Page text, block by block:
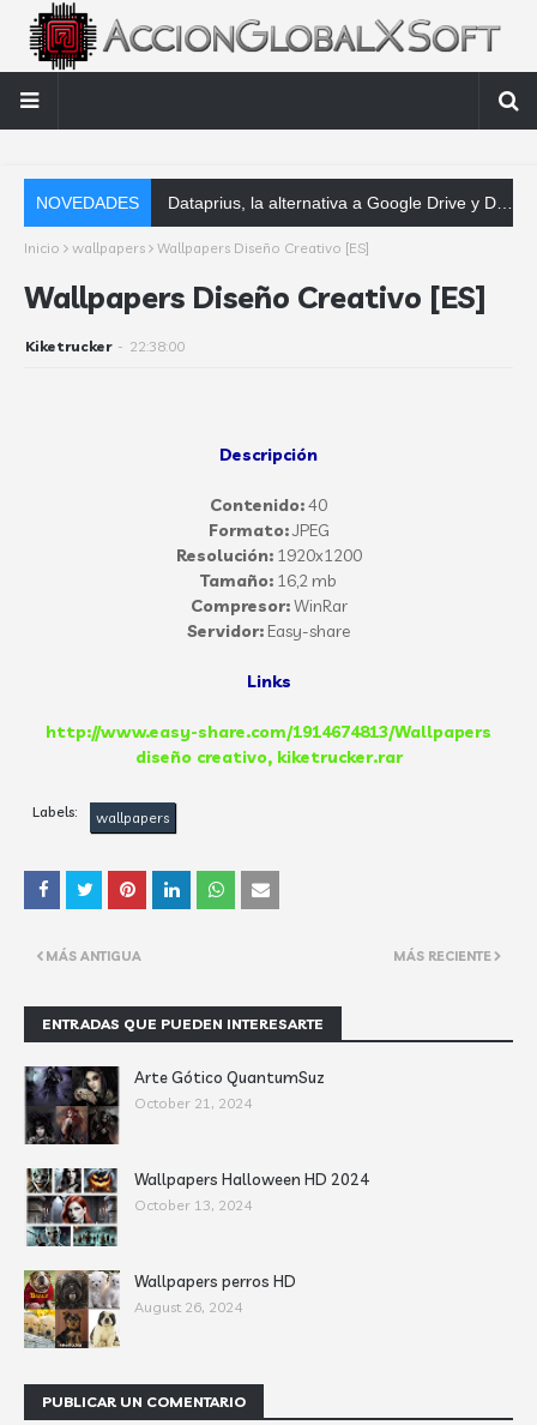
NOVEDADES Dataprius, la alternativa a Google Drive y Dropbox que las empresas deberían
Inicio wallpapers Wallpapers Diseño Creativo [ES]
Wallpapers Diseño Creativo [ES]
Kiketrucker - 22:38:00
Descripción
Contenido:40
Formato:JPEG
Resolución:1920x1200
Tamaño: 16,2 mb
Compresor:WinRar
Servidor: Easy-share
Links
http://www.easy-share.com/1914674813/Wallpapers
diseño creativo, kiketrucker.rar
Labels: wallpapers
MÁS RECIENTE
MÁS ANTIGUA
ENTRADAS QUE PUEDEN INTERESARTE
Arte Gótico QuantumSuz
October 21, 2024
Wallpapers Halloween HD 2024
October 13, 2024
Wallpapers perros HD
August 26, 2024
PUBLICAR UN COMENTARIO